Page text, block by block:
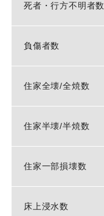
死者・行方不明者数
負傷者数
住家全壊/全焼数
住家半壊/半焼数
住家一部損壊数
床上浸水数